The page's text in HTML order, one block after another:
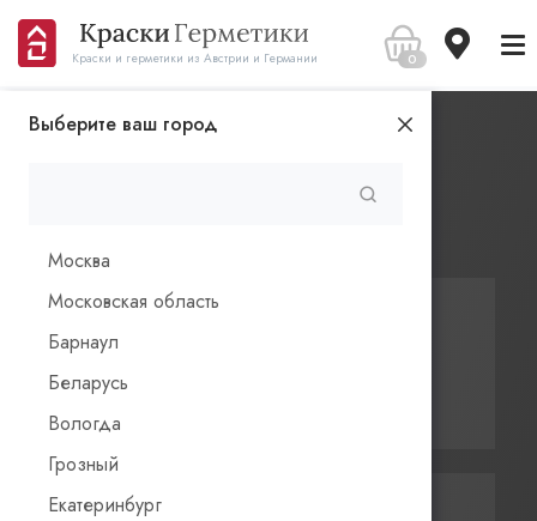
Краски и герметики из Австрии и Германии 0
Выберите ваш город
Москва
Московская область
Барнаул
Беларусь
Вологда
Грозный
Екатеринбург
Стать партнером
С нами сотрудничают
Застройщики